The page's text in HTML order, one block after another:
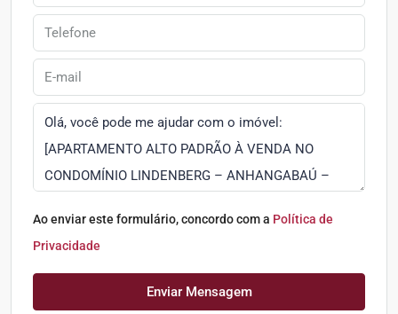
Ao enviar este formulário, concordo com a Política de
Privacidade
Enviar Mensagem